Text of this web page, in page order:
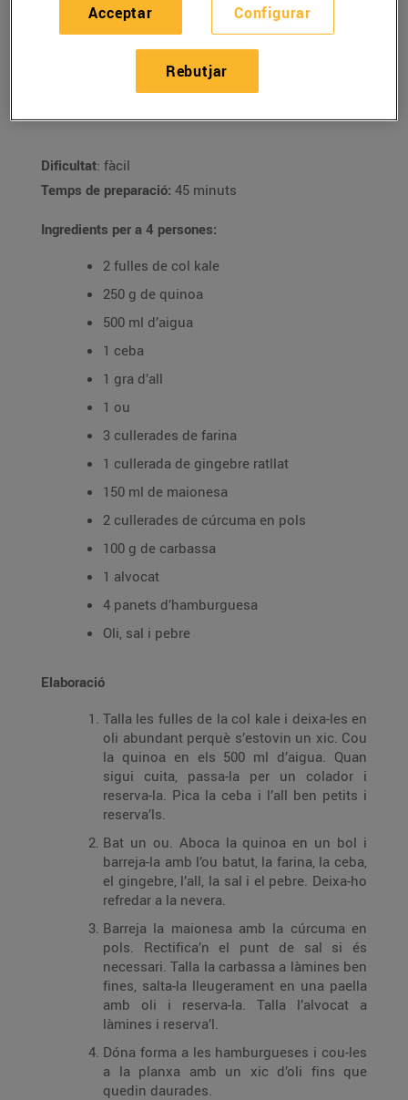
Hamburguesa de
quinoa amb alvocat,
‘kale’ i carbassa
Dificultat: fàcil
Temps de preparació: 45 minuts
Ingredients per a 4 persones:
2 fulles de col kale
250 g de quinoa
500 ml d’aigua
1 ceba
1 gra d’all
1 ou
3 cullerades de farina
1 cullerada de gingebre ratllat
150 ml de maionesa
2 cullerades de cúrcuma en pols
100 g de carbassa
1 alvocat
4 panets d’hamburguesa
Oli, sal i pebre
Elaboració
Talla les fulles de la col kale i deixa-les en
oli abundant perquè s’estovin un xic. Cou
la quinoa en els 500 ml d’aigua. Quan
sigui cuita, passa-la per un colador i
reserva-la. Pica la ceba i l’all ben petits i
reserva’ls.
Bat un ou. Aboca la quinoa en un bol i
barreja-la amb l’ou batut, la farina, la ceba,
el gingebre, l’all, la sal i el pebre. Deixa-ho
refredar a la nevera.
Barreja la maionesa amb la cúrcuma en
pols. Rectifica’n el punt de sal si és
necessari. Talla la carbassa a làmines ben
fines, salta-la lleugerament en una paella
amb oli i reserva-la. Talla l’alvocat a
làmines i reserva’l.
Dóna forma a les hamburgueses i cou-les
a la planxa amb un xic d’oli fins que
quedin daurades.
Configurar
Rebutjar
Acceptar